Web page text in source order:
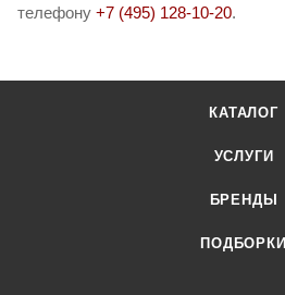
телефону +7 (495) 128-10-20.
КАТАЛОГ
УСЛУГИ
БРЕНДЫ
ПОДБОРКИ